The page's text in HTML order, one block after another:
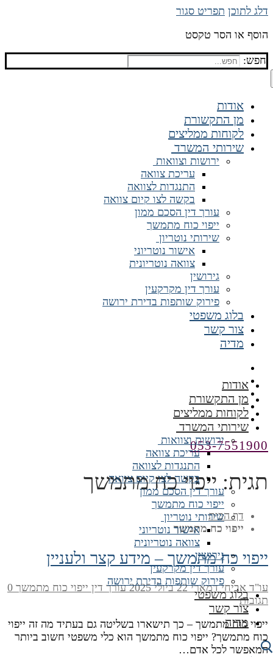
דלג לתוכן תפריט סגור
אודות
מן התקשורת
לקוחות ממליצים
שירותי המשרד
ירושות וצוואות
עריכת צוואה
התנגדות לצוואה
בקשה לצו קיום צוואה
עורך דין הסכם ממון
ייפוי כוח מתמשך
שירותי נוטריון
אישור נוטריוני
צוואה נוטריונית
גירושין
עורך דין מקרקעין
פירוק שותפות בדירת ירושה
בלוג משפטי
צור קשר
מדיה
הוסף או הסר טקסט
חפש:
אודות
מן התקשורת
לקוחות ממליצים
שירותי המשרד
ירושות וצוואות
עריכת צוואה
התנגדות לצוואה
בקשה לצו קיום צוואה
עורך דין הסכם ממון
ייפוי כוח מתמשך
שירותי נוטריון
אישור נוטריוני
צוואה נוטריונית
גירושין
עורך דין מקרקעין
פירוק שותפות בדירת ירושה
בלוג משפטי
צור קשר
מדיה
053-7551900
תגית:ייפוי כח מתמשך
דף הבית
ייפוי כח מתמשך
ייפוי כח מתמשך – מידע קצר ולעניין
עו"ד אביחי דמארי 22 ביולי 2025 עורך דין ייפוי כוח מתמשך 0
תגובות
ייפוי כוח מתמשך – כך תישארו בשליטה גם בעתיד מה זה ייפוי
כוח מתמשך? ייפוי כוח מתמשך הוא כלי משפטי חשוב ביותר
המאפשר לכל אדם…